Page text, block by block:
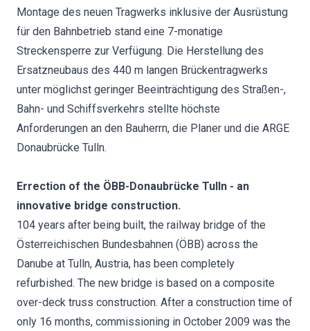
Montage des neuen Tragwerks inklusive der Ausrüstung
für den Bahnbetrieb stand eine 7-monatige
Streckensperre zur Verfügung. Die Herstellung des
Ersatzneubaus des 440 m langen Brückentragwerks
unter möglichst geringer Beeinträchtigung des Straßen-,
Bahn- und Schiffsverkehrs stellte höchste
Anforderungen an den Bauherrn, die Planer und die ARGE
Donaubrücke Tulln.
Errection of the ÖBB-Donaubrücke Tulln - an
innovative bridge construction.
104 years after being built, the railway bridge of the
Österreichischen Bundesbahnen (ÖBB) across the
Danube at Tulln, Austria, has been completely
refurbished. The new bridge is based on a composite
over-deck truss construction. After a construction time of
only 16 months, commissioning in October 2009 was the